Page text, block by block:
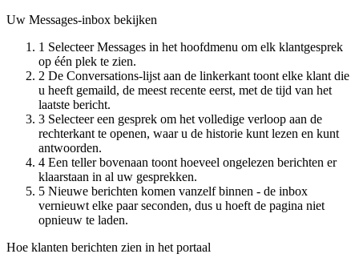
Uw Messages-inbox bekijken
1 Selecteer Messages in het hoofdmenu om elk klantgesprek
op één plek te zien.
2 De Conversations-lijst aan de linkerkant toont elke klant die
u heeft gemaild, de meest recente eerst, met de tijd van het
laatste bericht.
3 Selecteer een gesprek om het volledige verloop aan de
rechterkant te openen, waar u de historie kunt lezen en kunt
antwoorden.
4 Een teller bovenaan toont hoeveel ongelezen berichten er
klaarstaan in al uw gesprekken.
5 Nieuwe berichten komen vanzelf binnen - de inbox
vernieuwt elke paar seconden, dus u hoeft de pagina niet
opnieuw te laden.
Hoe klanten berichten zien in het portaal